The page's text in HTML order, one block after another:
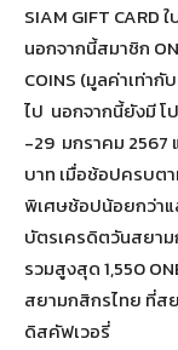
SIAM GIFT CARD
นอกจากนี้สมาชิก
COINS (มูลค่าเท่า
ไป นอกจากนี้ยังมี โ
-29 มกราคม 2567
บาท เมื่อช้อปครบต
พิเศษช้อปน้อยกว่า
บัตรเครดิตวันสยาม
รวมสูงสุด 1,550
สยามกสิกรไทย ที่ส
ดิสคัฟเวอรี่